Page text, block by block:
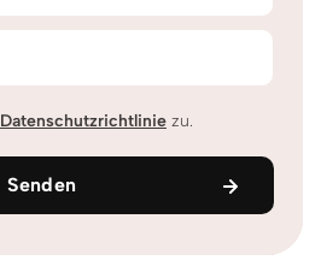
Datenschutzrichtlinie zu.
Senden